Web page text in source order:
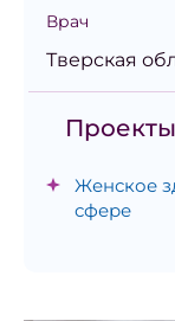
Врач
Тверская
Проекты
Женское
сфере